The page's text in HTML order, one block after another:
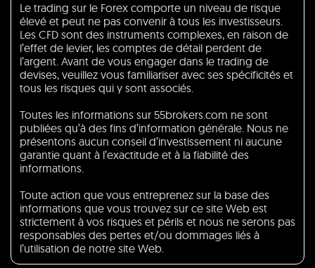
Le trading sur le Forex comporte un niveau de risque
élevé et peut ne pas convenir à tous les investisseurs.
Les CFD sont des instruments complexes, en raison de
l’effet de levier, les comptes de détail perdent de
l’argent. Avant de vous engager dans le trading de
devises, veuillez vous familiariser avec ses spécificités et
tous les risques qui y sont associés.
Toutes les informations sur 55brokers.com ne sont
publiées qu’à des fins d’information générale. Nous ne
présentons aucun conseil d’investissement ni aucune
garantie quant à l’exactitude et à la fiabilité des
informations.
Toute action que vous entreprenez sur la base des
informations que vous trouvez sur ce site Web est
strictement à vos risques et périls et nous ne serons pas
responsables des pertes et/ou dommages liés à
l’utilisation de notre site Web.